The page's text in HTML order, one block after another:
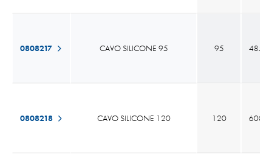
0808217 CAVO SILICONE 95
0808218 CAVO SILICONE 120
95 485 x
120 608 x